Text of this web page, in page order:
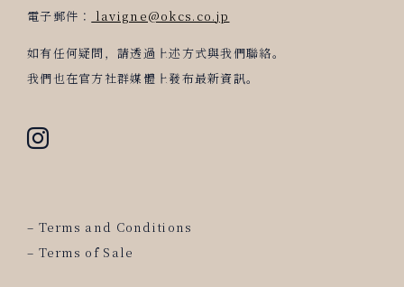
電子郵件：
lavigne@okcs.co.jp
如有任何疑問，請透過上述方式與我們聯絡。
我們也在官方社群媒體上發布最新資訊。
– Terms and Conditions
– Terms of Sale